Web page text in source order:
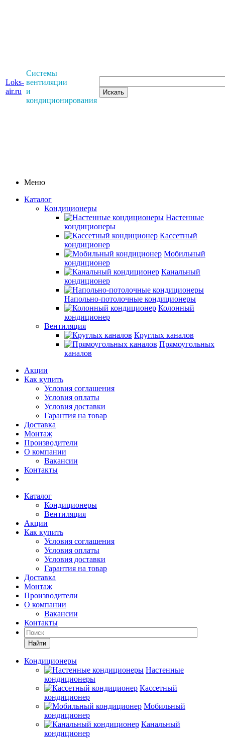
Loks-
air.ru
Системы
вентиляции
и
кондиционирования
Меню
Каталог
Кондиционеры
Настенные
кондиционеры
Кассетный
кондиционер
Мобильный
кондиционер
Канальный
кондиционер
Напольно-потолочные кондиционеры
Колонный
кондиционер
Вентиляция
Круглых каналов
Прямоугольных
каналов
Акции
Как купить
Условия соглашения
Условия оплаты
Условия доставки
Гарантия на товар
Доставка
Монтаж
Производители
О компании
Вакансии
Контакты
Каталог
Кондиционеры
Вентиляция
Акции
Как купить
Условия соглашения
Условия оплаты
Условия доставки
Гарантия на товар
Доставка
Монтаж
Производители
О компании
Вакансии
Контакты
Кондиционеры
Настенные
кондиционеры
Кассетный
кондиционер
Мобильный
кондиционер
Канальный
кондиционер